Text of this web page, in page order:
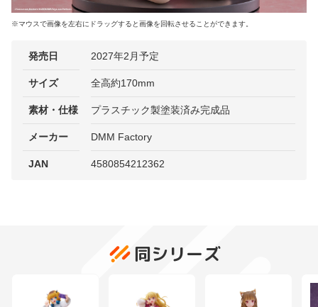
※マウスで画像を左右にドラッグすると画像を回転させることができます。
発売日 2027年2月予定
サイズ 全高約170mm
素材・仕様 プラスチック製塗装済み完成品
メーカー DMM Factory
JAN 4580854212362
同シリーズ